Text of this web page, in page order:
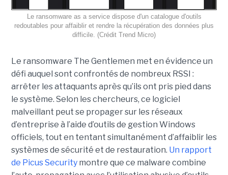
Le ransomware as a service dispose d'un catalogue d'outils
redoutables pour affaiblir et rendre la récupération des données plus
difficile. (Crédit Trend Micro)
Le ransomware The Gentlemen met en évidence un
défi auquel sont confrontés de nombreux RSSI :
arrêter les attaquants après qu’ils ont pris pied dans
le système. Selon les chercheurs, ce logiciel
malveillant peut se propager sur les réseaux
d’entreprise à l’aide d’outils de gestion Windows
officiels, tout en tentant simultanément d’affaiblir les
systèmes de sécurité et de restauration. Un rapport
de Picus Securitymontre que ce malware combine